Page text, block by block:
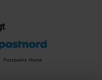
Postpakke Home